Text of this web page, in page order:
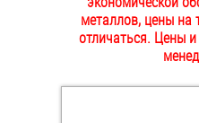
Дюймовый крепёж
металлов, цены на
отличаться. Цены